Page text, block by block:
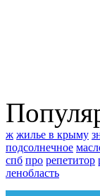
ж жилье в крыму
подсолнечное
спб про репетитор
ленобласть